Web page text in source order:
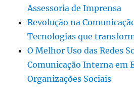
Assessoria de Imprensa
Revolução na
Tecnologias que
O Melhor Uso das Redes
Comunicação Interna em
Organizações Sociais